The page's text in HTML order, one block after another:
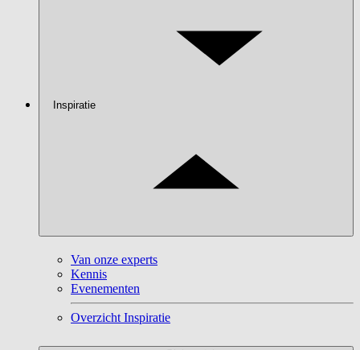
Inspiratie
Van onze experts
Kennis
Evenementen
Overzicht Inspiratie